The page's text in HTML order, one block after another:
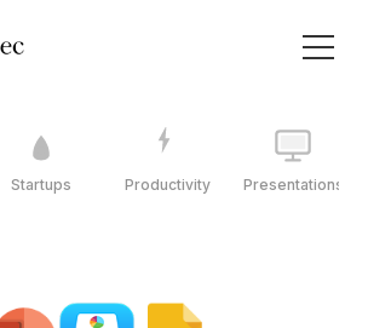
Startups Productivity Presentations